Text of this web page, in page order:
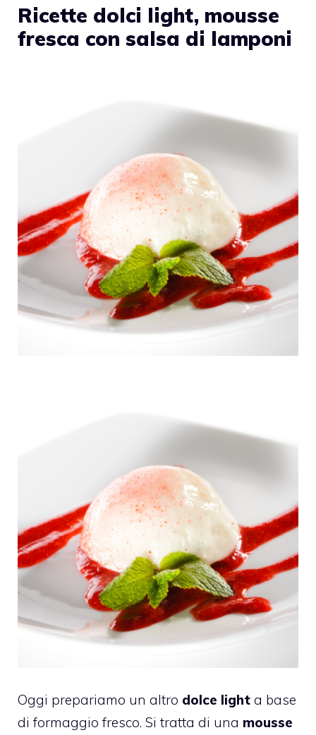
Ricette dolci light, mousse
fresca con salsa di lamponi
Oggi prepariamo un altro dolce light a base
di formaggio fresco. Si tratta di una mousse